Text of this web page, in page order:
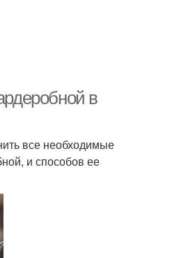
в
все необходимые
и способов ее